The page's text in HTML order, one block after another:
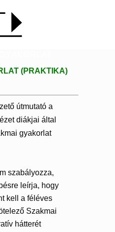
(PRAKTIKA)
útmutató a
diákjai által
gyakorlat
szabályozza,
leírja, hogy
kell a féléves
Szakmai
hátterét